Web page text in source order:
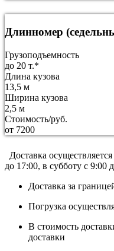
Длинномер
Грузоподъемность
до 20 т.*
Длина кузова
13,5 м
Ширина кузова
2,5 м
Стоимость/руб.
от 7200
Доставка
до 17:00, в субботу с 9:00
Доставка за
Погрузка
В стоимость
доставки